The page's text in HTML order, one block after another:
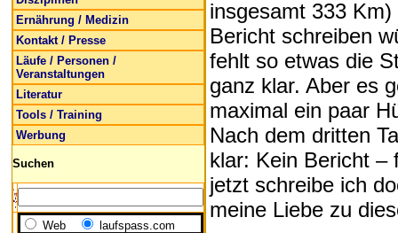
Ernährung / Medizin
Kontakt / Presse
Läufe / Personen /
Veranstaltungen
Literatur
Tools / Training
Werbung
Suchen
Web laufspass.com
insgesamt 333
Bericht schreiben
fehlt so etwas die
ganz klar. Aber es
maximal ein paar
Nach dem dritten
klar: Kein Bericht –
jetzt schreibe ich
meine Liebe zu